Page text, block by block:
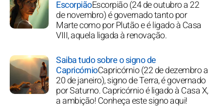
EscorpiãoEscorpião (24 de outubro a 22
de novembro) é governado tanto por
Marte como por Plutão e é ligado à Casa
VIII, aquela ligada à renovação.
Saiba tudo sobre o signo de
CapricórnioCapricórnio (22 de dezembro a
20 de janeiro), signo de Terra, é governado
por Saturno. Capricórnio é ligado à Casa X,
a ambição! Conheça este signo aqui!